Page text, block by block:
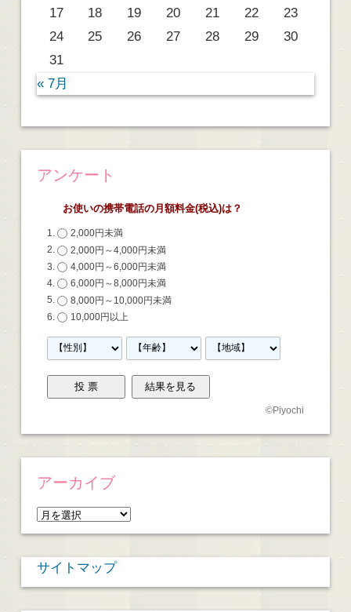
17
18 19 20 21 22
23
24
25 26 27 28 29
30
31
« 7月
アンケート
お使いの携帯電話の月額料金(税込)は？
2,000円未満
2,000円～4,000円未満
4,000円～6,000円未満
6,000円～8,000円未満
8,000円～10,000円未満
10,000円以上
©Piyochi
アーカイブ
ア
ー
カ
イ
サイトマップ